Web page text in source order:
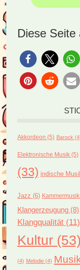
Diese Seite
Akkordeon (5) Barock
Elektronische Musik(5)
(33) indische
Jazz (6) Kammermusik
Klangerzeugung(8)
Klangqualität(11)
Kultur(53)
(4) Melodie(4)